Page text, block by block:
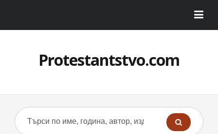
Protestantstvo.com